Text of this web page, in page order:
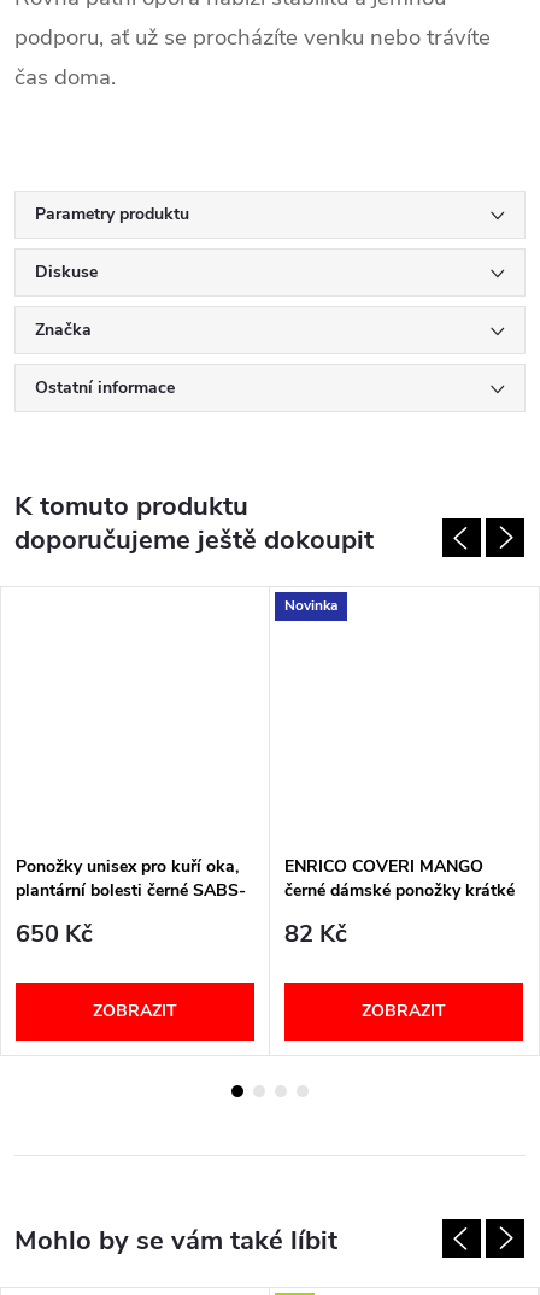
podporu, ať už se procházíte venku nebo trávíte
čas doma.
Parametry produktu
Diskuse
Značka
Ostatní informace
K tomuto produktu
doporučujeme ještě dokoupit
Ponožky unisex pro kuří oka,
plantární bolesti černé SABS-
650 Kč
ZOBRAZIT
Novinka
ENRICO COVERI MANGO
černé dámské ponožky krátké
82 Kč
ZOBRAZIT